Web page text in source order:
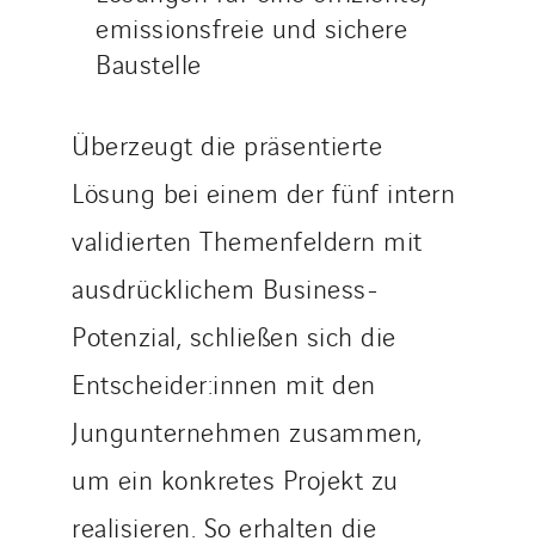
emissionsfreie und sichere
Baustelle
Überzeugt die präsentierte
Lösung bei einem der fünf intern
validierten Themenfeldern mit
ausdrücklichem Business-
Potenzial, schließen sich die
Entscheider:innen mit den
Jungunternehmen zusammen,
um ein konkretes Projekt zu
realisieren. So erhalten die